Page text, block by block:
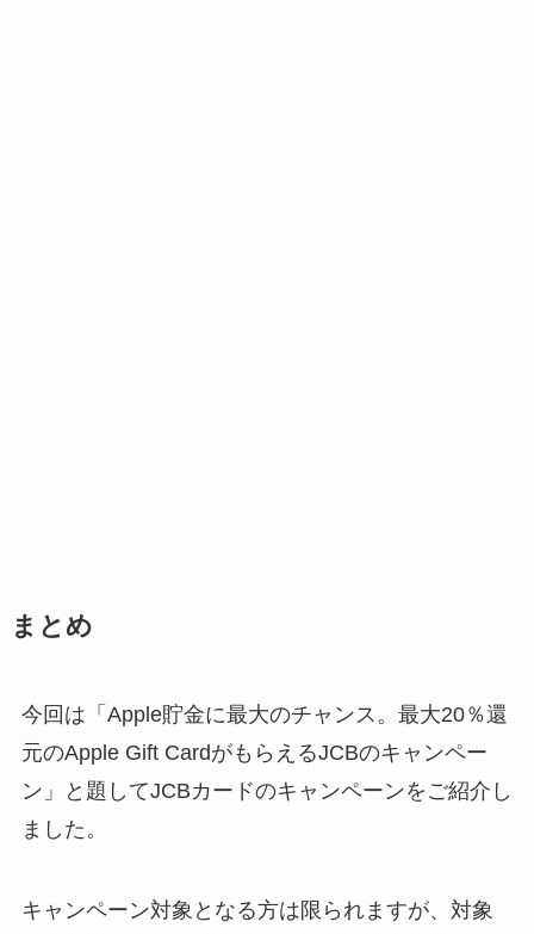
まとめ
今回は「Apple貯金に最大のチャンス。最大20％還
元のApple Gift CardがもらえるJCBのキャンペー
ン」と題してJCBカードのキャンペーンをご紹介し
ました。
キャンペーン対象となる方は限られますが、対象